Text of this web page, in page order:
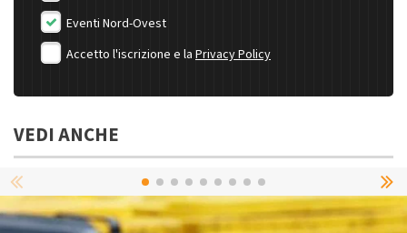
Eventi Nord-Ovest
Accetto l'iscrizione e la Privacy Policy
VEDI ANCHE